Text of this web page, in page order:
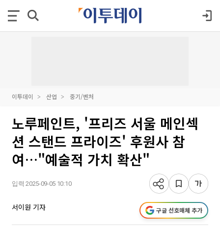
이투데이 산업 중기/벤처
노루페인트, '프리즈 서울 메인섹
션 스탠드 프라이즈' 후원사 참
여…"예술적 가치 확산"
입력 2025-09-05 10:10
서이원 기자 구글 선호매체 추가